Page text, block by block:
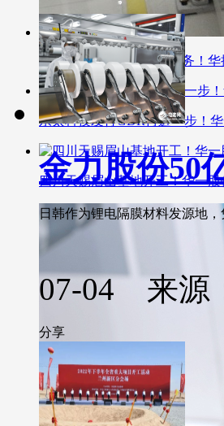
璞泰来发力复合集流体业务！华
永太科技发行GDR再进一步！
四川天赐眉山基地开工！华一股
金力股份50
日韩作为锂电隔膜材料发源地
07-04 来源
分享